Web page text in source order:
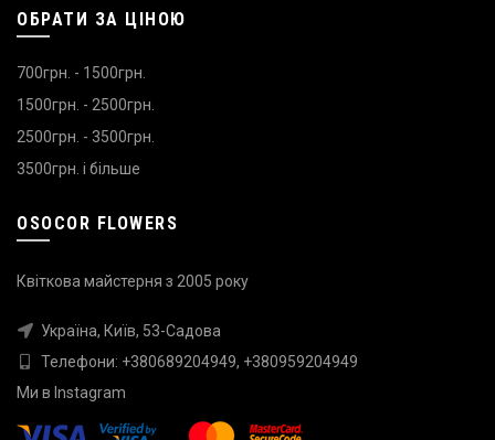
ОБРАТИ ЗА ЦІНОЮ
700грн. - 1500грн.
1500грн. - 2500грн.
2500грн. - 3500грн.
3500грн. і більше
OSOCOR FLOWERS
Квіткова майстерня з 2005 року
Україна, Київ, 53-Садова
Телефони: +380689204949, +380959204949
Ми в Instagram